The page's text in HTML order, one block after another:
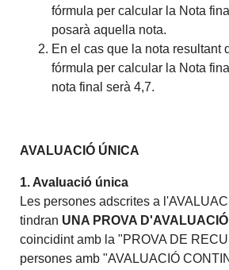
fórmula per calcular la Nota
posarà aquella nota.
En el cas que la nota resultant
fórmula per calcular la Nota
nota final serà 4,7.
AVALUACIÓ ÚNICA
1. Avaluació única
Les persones adscrites a
tindran UNA PROVA
coincidint amb la "PROVA DE
persones amb "AVALUACIÓ